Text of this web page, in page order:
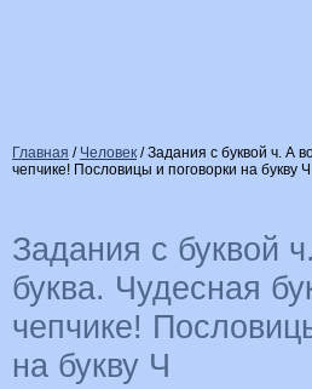
Главная / Человек /Задания с буквой ч. А
чепчике! Пословицы и поговорки на букву Ч
Задания с буквой
буква. Чудесная
чепчике!
на букву Ч